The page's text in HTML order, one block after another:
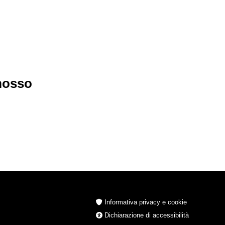
Informativa privacy e cookie
Dichiarazione di accessibilità